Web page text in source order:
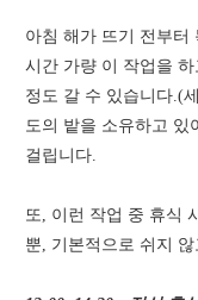
아침 해가 뜨기 전부터
시간 가량 이 작업을 하
정도 갈 수 있습니다.(
도의 밭을 소유하고 있
걸립니다.
또, 이런 작업 중 휴식
뿐, 기본적으로 쉬지